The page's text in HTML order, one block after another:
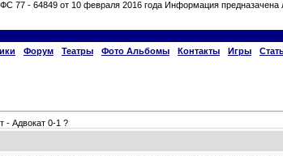
- 64849 от 10 февраля 2016 года Информация предназачена
Форум Театры Фото Альбомы Контакты Игры
- Адвокат 0-1 ?